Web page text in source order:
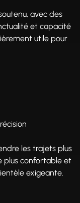
avec des
et capacité
utile pour
les trajets plus
plus confortable et
exigeante.